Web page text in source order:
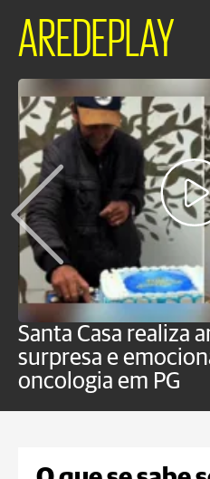
AREDEPLAY
Santa Casa realiza
surpresa e
oncologia em PG